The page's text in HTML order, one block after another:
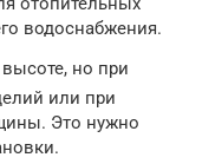
водоснабжения.
но при
или при
Это нужно